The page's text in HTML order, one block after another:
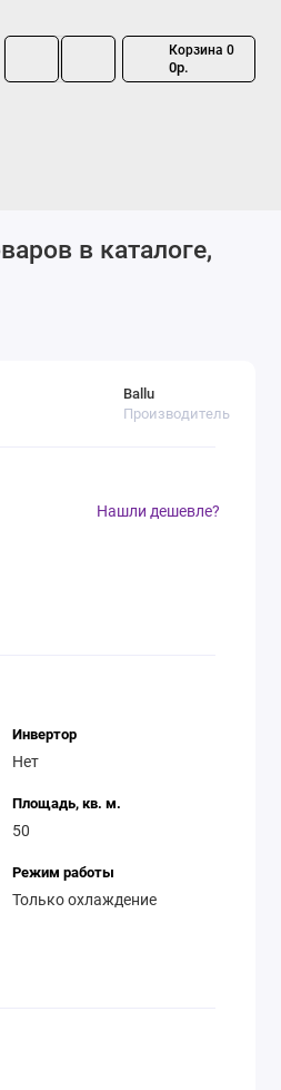
Корзина 0
0р.
в каталоге,
Ballu
Производитель
Нашли дешевле?
Инвертор
Нет
Площадь, кв. м.
50
Режим работы
Только охлаждение